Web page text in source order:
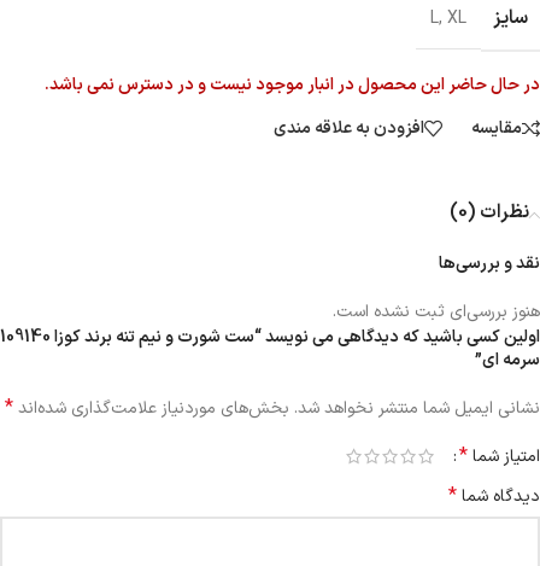
سایز L, XL
در حال حاضر این محصول در انبار موجود نیست و در دسترس نمی باشد.
مقایسه
افزودن به علاقه مندی
نظرات (0)
نقد و بررسی‌ها
هنوز بررسی‌ای ثبت نشده است.
اولین کسی باشید که دیدگاهی می نویسد “ست شورت و نیم تنه برند کوزا 109140
سرمه ای”
نشانی ایمیل شما منتشر نخواهد شد. بخش‌های موردنیاز علامت‌گذاری شده‌اند*
امتیاز شما*
دیدگاه شما*